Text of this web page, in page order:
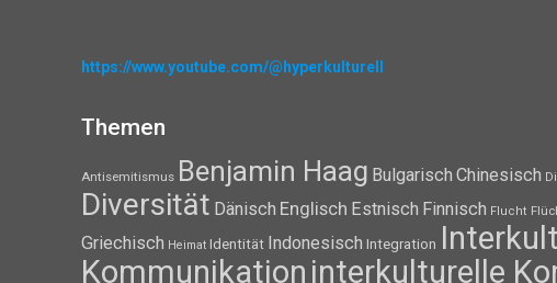
https://www.youtube.com/@hyperkulturell
Themen
Antisemitismus Benjamin Haag Bulgarisch Chinesisch
Diversität Dänisch Englisch Estnisch Finnisch Flucht
Griechisch Heimat Identität Indonesisch Integration
Kommunikation interkulturelle